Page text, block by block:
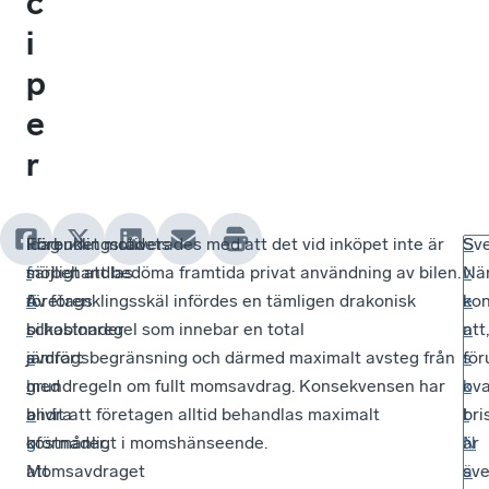
i
p
e
r
Förenklingsrådets
f
ö
r
s
l
a
g
att
Idag
särbehandlas
företags
bilkostnader
jämfört
med
andra
kostnader.
Momsavdraget
Förbudet motiverades med att det vid inköpet inte är
möjligt att bedöma framtida privat användning av bilen.
Av förenklingsskäl infördes en tämligen drakonisk
schablonregel som innebar en total
avdragsbegränsning och därmed maximalt avsteg från
grundregeln om fullt momsavdrag. Konsekvensen har
blivit att företagen alltid behandlas maximalt
oförmånligt i momshänseende.
S
v
e
n
s
k
t
N
ä
att,
är